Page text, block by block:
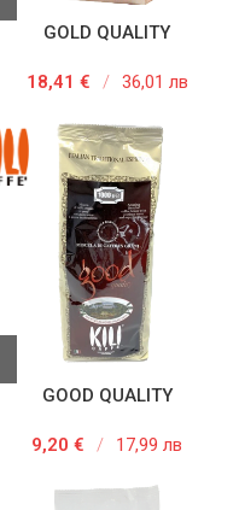
GOLD QUALITY
18,41 € / 36,01 лв
GOOD QUALITY
9,20 € / 17,99 лв